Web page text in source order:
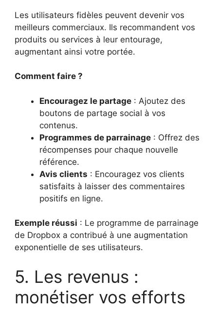
Les utilisateurs fidèles peuvent devenir vos
meilleurs commerciaux. Ils recommandent vos
produits ou services à leur entourage,
augmentant ainsi votre portée.
Comment faire ?
Encouragez le partage : Ajoutez des
boutons de partage social à vos
contenus.
Programmes de parrainage : Offrez des
récompenses pour chaque nouvelle
référence.
Avis clients : Encouragez vos clients
satisfaits à laisser des commentaires
positifs en ligne.
Exemple réussi : Le programme de parrainage
de Dropbox a contribué à une augmentation
exponentielle de ses utilisateurs.
5. Les revenus :
monétiser vos efforts